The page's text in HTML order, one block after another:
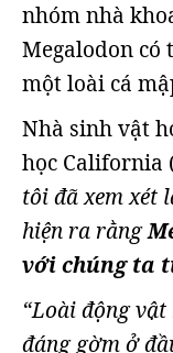
nhóm nhà
Megalodon có
một loài cá
Nhà sinh vật
học California
tôi đã xem xét
hiện ra rằng
với chúng ta
“Loài động
đáng gờm ở